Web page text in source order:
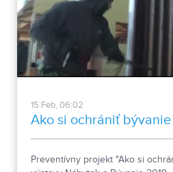
15.Feb, 06:02
Ako si ochrániť bývanie
Preventívny projekt "Ako si